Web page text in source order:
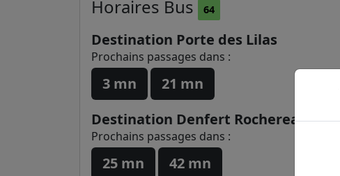
Horaires Bus 64
Destination Porte des Lilas
Prochains passages dans :
3 mn
21 mn
Destination Denfert Rochereau
Prochains passages dans :
25 mn 42 mn